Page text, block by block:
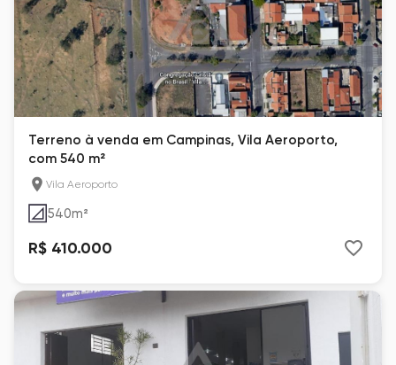
Terreno à venda em Campinas, Vila Aeroporto,
com 540 m²
Vila Aeroporto
540m²
R$ 410.000